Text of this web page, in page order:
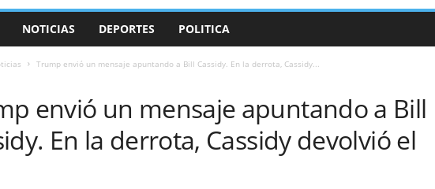
NOTICIAS DEPORTES POLITICA
Trump envió un mensaje apuntando a Bill Cassidy. En la derrota, Cassidy...
envió un mensaje apuntando a Bill
En la derrota, Cassidy devolvió el